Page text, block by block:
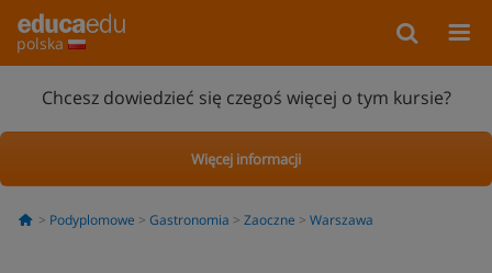
polska
Chcesz dowiedzieć się czegoś więcej o tym kursie?
Więcej informacji
Podyplomowe Gastronomia Zaoczne Warszawa